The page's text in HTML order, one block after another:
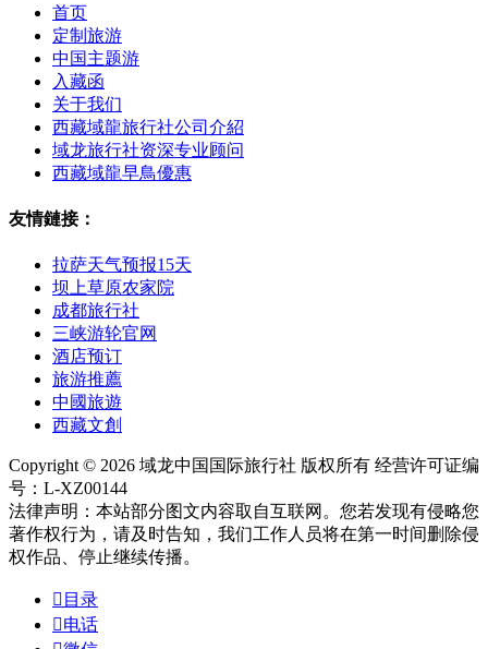
首页
定制旅游
中国主题游
入藏函
关于我们
西藏域龍旅行社公司介紹
域龙旅行社资深专业顾问
西藏域龍早鳥優惠
友情鏈接：
拉萨天气预报15天
坝上草原农家院
成都旅行社
三峡游轮官网
酒店预订
旅游推薦
中國旅遊
西藏文創
Copyright © 2026 域龙中国国际旅行社 版权所有 经营许可证编
号：L-XZ00144
法律声明：本站部分图文内容取自互联网。您若发现有侵略您
著作权行为，请及时告知，我们工作人员将在第一时间删除侵
权作品、停止继续传播。
 目录
电话